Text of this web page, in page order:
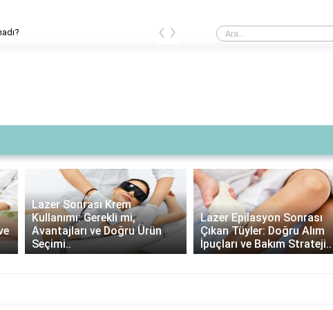
İrem Helvacıoğlu 2013'te hangi
‹ ›
Lazer Sonrası Krem
Kullanımı: Gerekli mi,
Avantajları ve Doğru Ürün
Seçimi..
Lazer Epilasyon Sonrası
Çıkan Tüyler: Doğru Alım
İpuçları ve Bakım Strateji..